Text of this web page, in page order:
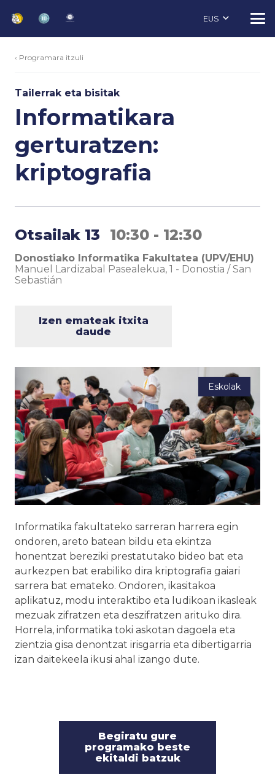
EUS
‹ Programara itzuli
Tailerrak eta bisitak
Informatikara
gerturatzen:
kriptografia
Otsailak 13 10:30 - 12:30
Donostiako Informatika Fakultatea (UPV/EHU)
Manuel Lardizabal Pasealekua, 1 - Donostia / San
Sebastián
Izen emateak itxita
daude
Eskolak
Informatika fakultateko sarreran harrera egin
ondoren, areto batean bildu eta ekintza
honentzat bereziki prestatutako bideo bat eta
aurkezpen bat erabiliko dira kriptografia gaiari
sarrera bat emateko. Ondoren, ikasitakoa
aplikatuz, modu interaktibo eta ludikoan ikasleak
mezuak zifratzen eta deszifratzen arituko dira.
Horrela, informatika toki askotan dagoela eta
zientzia gisa denontzat irisgarria eta dibertigarria
izan daitekeela ikusi ahal izango dute.
Begiratu gure
programako beste
ekitaldi batzuk